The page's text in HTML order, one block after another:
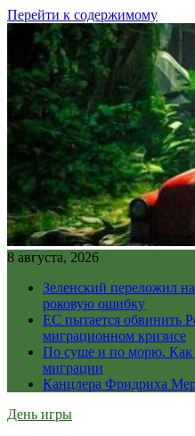
Перейти к содержимому
8 августа, 2026
Зеленский переложил
роковую ошибку
ЕС пытается обвинить
миграционном кризисе
По суше и по морю. Как
миграции
Канцлера Фридриха
День игры